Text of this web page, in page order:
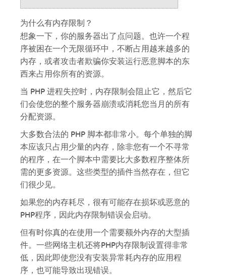
为什么有内存限制？
想象一下，你的服务器出了点问题。也许一个程
序被困在一个无限循环中，不断占用越来越多的
内存，或者攻击者欺骗你安装运行恶意脚本的东
西来占用你所有的资源。
当 PHP 进程失控时，内存限制会阻止它，然后它
们会使您的整个服务器崩溃或消耗您当月的所有
分配资源。
大多数合法的 PHP 脚本都非常小。每个单独的脚
本应该只占用少量的内存，除非您有一个不寻常
的程序，在一个脚本中需要比大多数程序整体所
需的更多资源。这些类型的插件当然存在，但它
们很少见。
如果您的内存耗尽，很有可能存在损坏或恶意的
PHP程序，因此内存限制错误会启动。
但有时你真的在使用一个需要额外内存的大型插
件。一些网络主机还将PHP内存限制设置得非常
低，因此即使您没有安装异常耗内存的应用程
序，也可能导致出现错误。